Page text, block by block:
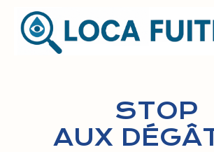
au
contenu
STOP
AUX